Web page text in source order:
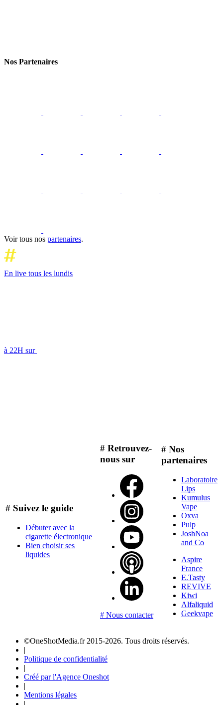
Nos Partenaires
Voir tous nos partenaires.
En live tous les lundis
à 22H sur
# Suivez le guide
Débuter avec la
cigarette électronique
Bien choisir ses
liquides
# Retrouvez-
nous sur
# Nous contacter
# Nos
partenaires
Laboratoire
Lips
Kumulus
Vape
Oxva
Pulp
JoshNoa
and Co
Aspire
France
E.Tasty
REVIVE
Kiwi
Alfaliquid
Geekvape
©OneShotMedia.fr 2015-2026. Tous droits réservés.
|
Politique de confidentialité
|
Créé par l'Agence Oneshot
|
Mentions légales